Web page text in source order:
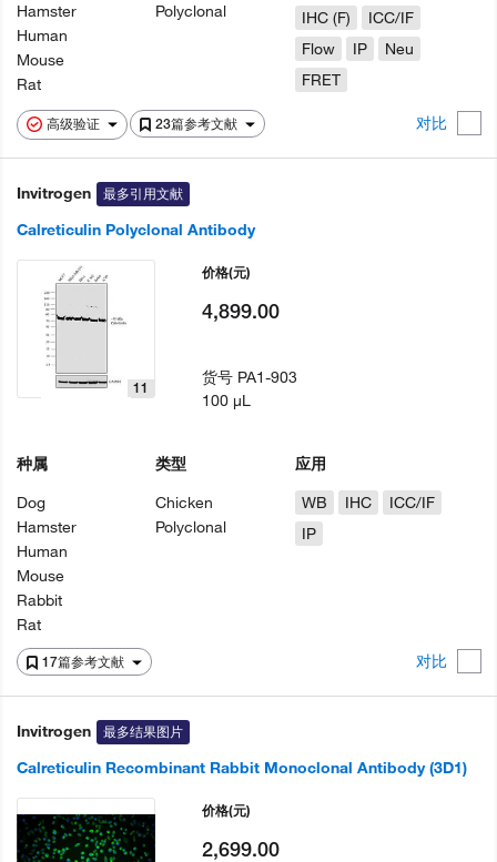
高级验证 23篇参考文献 对比
Hamster
Human
Mouse
Rat
Polyclonal
IHC (F)
ICC/IF
Flow
IP
Neu
FRET
Invitrogen 最多引用文献
Calreticulin Polyclonal Antibody
17篇参考文献 对比
11
种属
Dog
Hamster
Human
Mouse
Rabbit
Rat
类型
Chicken
Polyclonal
应用
WB
IHC
ICC/IF
IP
价格(元)
4,899.00
货号 PA1-903
100 µL
Invitrogen 最多结果图片
Calreticulin Recombinant Rabbit Monoclonal Antibody (3D1)
价格(元)
2,699.00